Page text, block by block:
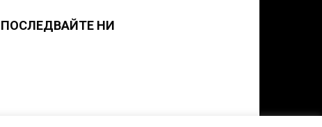
ПОСЛЕДВАЙТЕ НИ